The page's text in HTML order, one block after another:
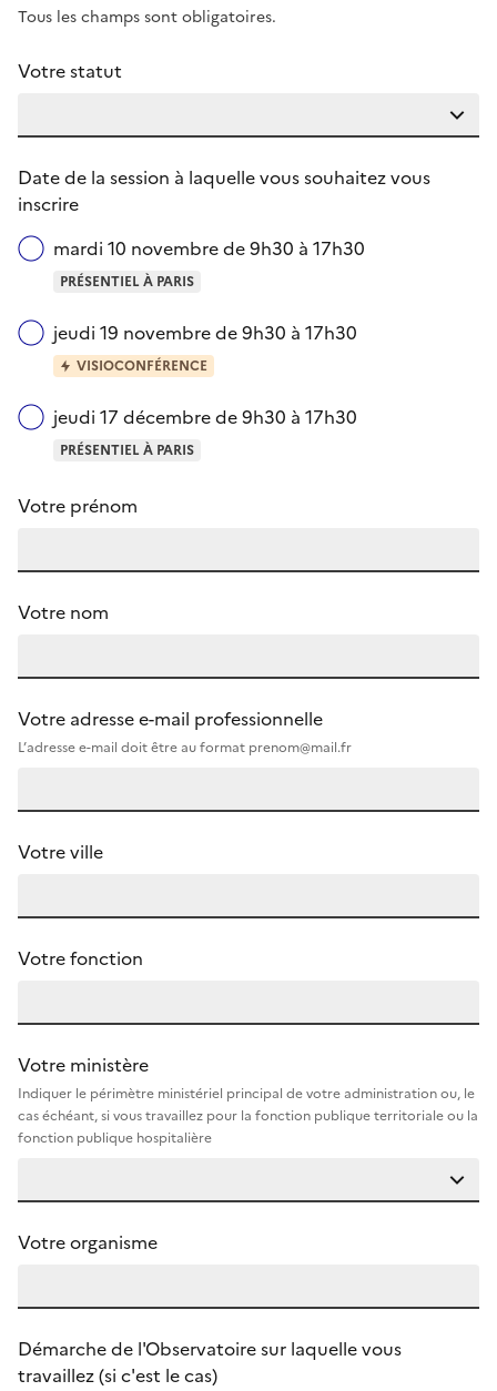
Tous les champs sont obligatoires.
Votre statut
Date de la session à laquelle vous souhaitez vous
inscrire
mardi 10 novembre de 9h30 à 17h30
PRÉSENTIEL À PARIS
jeudi 19 novembre de 9h30 à 17h30
VISIOCONFÉRENCE
jeudi 17 décembre de 9h30 à 17h30
PRÉSENTIEL À PARIS
Votre prénom
Votre nom
Votre adresse e-mail professionnelle
L’adresse e-mail doit être au format prenom@mail.fr
Votre ville
Votre fonction
Votre ministère
Indiquer le périmètre ministériel principal de votre administration ou, le
cas échéant, si vous travaillez pour la fonction publique territoriale ou la
fonction publique hospitalière
Votre organisme
Démarche de l'Observatoire sur laquelle vous
travaillez (si c'est le cas)